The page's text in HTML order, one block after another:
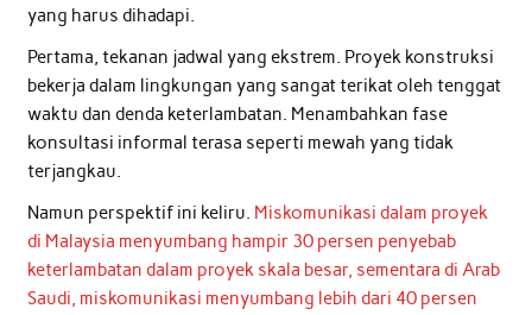
yang harus dihadapi.
Pertama, tekanan jadwal yang ekstrem. Proyek konstruksi
bekerja dalam lingkungan yang sangat terikat oleh tenggat
waktu dan denda keterlambatan. Menambahkan fase
konsultasi informal terasa seperti mewah yang tidak
terjangkau.
Namun perspektif ini keliru. Miskomunikasi dalam proyek
di Malaysia menyumbang hampir 30 persen penyebab
keterlambatan dalam proyek skala besar, sementara di Arab
Saudi, miskomunikasi menyumbang lebih dari 40 persen